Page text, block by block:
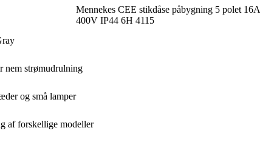
Mennekes CEE stikdåse påbygning 5 polet 16A
400V IP44 6H 4115
nem strømudrulning
og små lamper
af forskellige modeller